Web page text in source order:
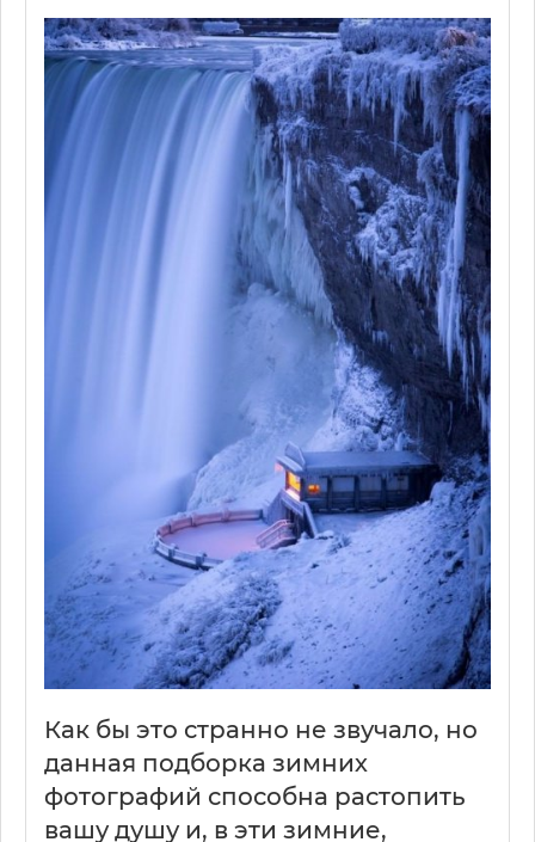
Как бы это странно не звучало, но
данная подборка зимних
фотографий способна растопить
вашу душу и, в эти зимние,